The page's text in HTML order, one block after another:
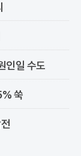
인일 수도
쑥